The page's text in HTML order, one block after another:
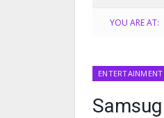
YOU ARE AT:
ENTERTAINMENT